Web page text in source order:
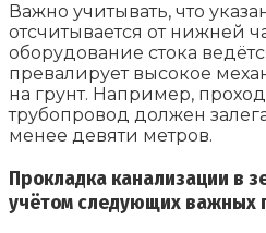
Важно учитывать, что
отсчитывается от нижней
оборудование стока
превалирует высокое
на грунт. Например,
трубопровод должен
менее девяти метров.
Прокладка канализации в
учётом следующих важных